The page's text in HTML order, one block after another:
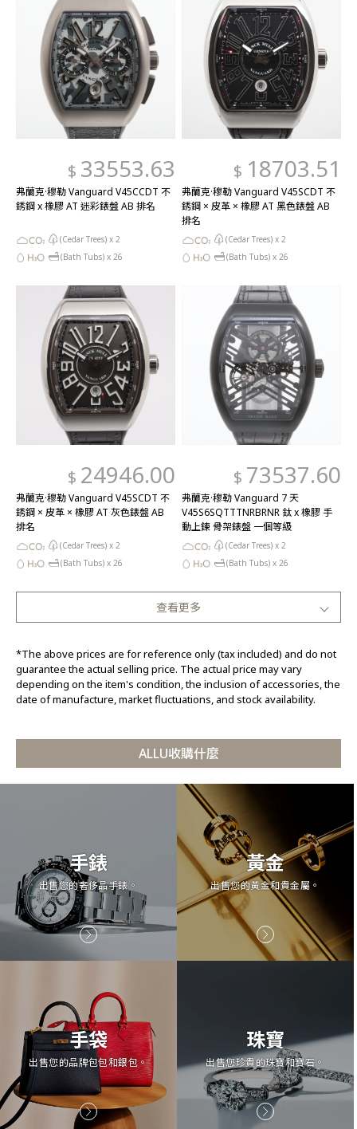
$ 33553.63
弗蘭克·穆勒 Vanguard V45CCDT 不
銹鋼 x 橡膠 AT 迷彩錶盤 AB 排名
(Cedar Trees) x 2
(Bath Tubs) x 26
$ 18703.51
弗蘭克·穆勒 Vanguard V45SCDT 不
銹鋼 × 皮革 × 橡膠 AT 黑色錶盤 AB
排名
(Cedar Trees) x 2
(Bath Tubs) x 26
$ 24946.00
弗蘭克·穆勒 Vanguard V45SCDT 不
銹鋼 × 皮革 × 橡膠 AT 灰色錶盤 AB
排名
(Cedar Trees) x 2
(Bath Tubs) x 26
$ 73537.60
弗蘭克·穆勒 Vanguard 7 天
V45S6SQTTTNRBRNR 鈦 x 橡膠 手
動上鍊 骨架錶盤 一個等級
(Cedar Trees) x 2
(Bath Tubs) x 26
查看更多
*The above prices are for reference only (tax included) and do not
guarantee the actual selling price. The actual price may vary
depending on the item's condition, the inclusion of accessories, the
date of manufacture, market fluctuations, and stock availability.
ALLU收購什麼
手錶
出售您的奢侈品手錶。
黃金
出售您的黃金和貴金屬。
手袋
出售您的品牌包包和銀包。
珠寶
出售您珍貴的珠寶和寶石。